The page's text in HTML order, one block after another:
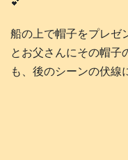
船の上で帽子をプレゼ
とお父さんにその帽子
も、後のシーンの伏線